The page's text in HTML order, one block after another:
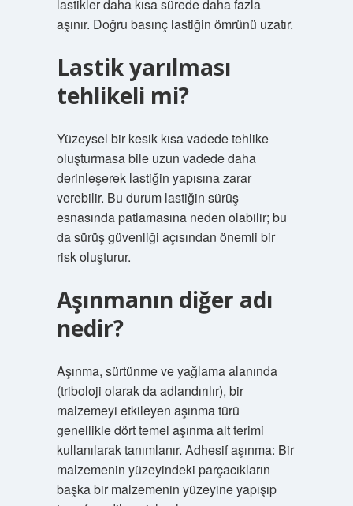
lastikler daha kısa sürede daha fazla
aşınır. Doğru basınç lastiğin ömrünü uzatır.
Lastik yarılması
tehlikeli mi?
Yüzeysel bir kesik kısa vadede tehlike
oluşturmasa bile uzun vadede daha
derinleşerek lastiğin yapısına zarar
verebilir. Bu durum lastiğin sürüş
esnasında patlamasına neden olabilir; bu
da sürüş güvenliği açısından önemli bir
risk oluşturur.
Aşınmanın diğer adı
nedir?
Aşınma, sürtünme ve yağlama alanında
(triboloji olarak da adlandırılır), bir
malzemeyi etkileyen aşınma türü
genellikle dört temel aşınma alt terimi
kullanılarak tanımlanır. Adhesif aşınma: Bir
malzemenin yüzeyindeki parçacıkların
başka bir malzemenin yüzeyine yapışıp